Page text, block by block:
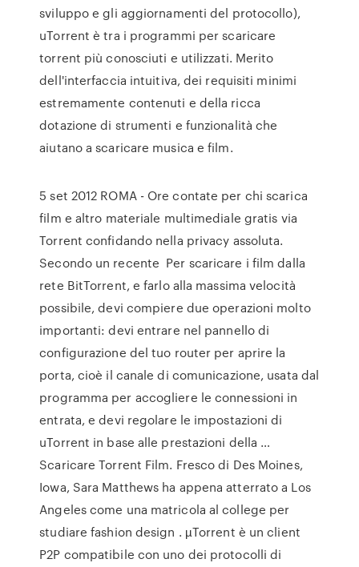
sviluppo e gli aggiornamenti del protocollo),
uTorrent è tra i programmi per scaricare
torrent più conosciuti e utilizzati. Merito
dell'interfaccia intuitiva, dei requisiti minimi
estremamente contenuti e della ricca
dotazione di strumenti e funzionalità che
aiutano a scaricare musica e film.
5 set 2012 ROMA - Ore contate per chi scarica
film e altro materiale multimediale gratis via
Torrent confidando nella privacy assoluta.
Secondo un recente Per scaricare i film dalla
rete BitTorrent, e farlo alla massima velocità
possibile, devi compiere due operazioni molto
importanti: devi entrare nel pannello di
configurazione del tuo router per aprire la
porta, cioè il canale di comunicazione, usata dal
programma per accogliere le connessioni in
entrata, e devi regolare le impostazioni di
uTorrent in base alle prestazioni della …
Scaricare Torrent Film. Fresco di Des Moines,
Iowa, Sara Matthews ha appena atterrato a Los
Angeles come una matricola al college per
studiare fashion design . µTorrent è un client
P2P compatibile con uno dei protocolli di